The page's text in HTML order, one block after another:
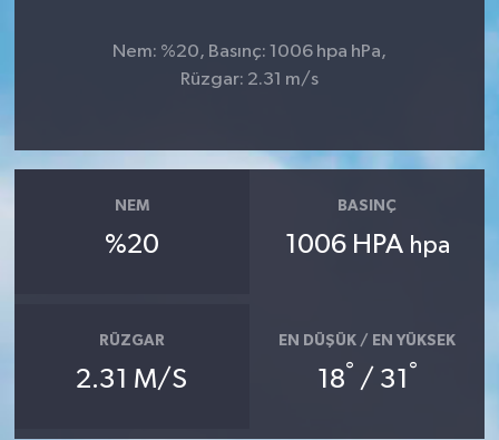
Nem: %20, Basınç: 1006 hpa hPa,
Rüzgar: 2.31 m/s
NEM
%20
BASINÇ
1006 HPA hpa
RÜZGAR
2.31 M/S
EN DÜŞÜK / EN YÜKSEK
18° / 31 °